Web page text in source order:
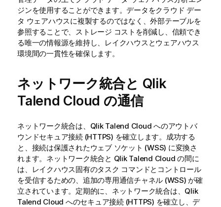
ジンを使用することができます。データをクラウド デー
タ ウェアハウスに複製するのではなく、外部テーブルを
参照することで、ストレージ コストを削減し、信頼でき
る唯一の情報源を維持し、レイクハウスとウェアハウス
環境間の一貫性を確保します。
ネットワーク統合と Qlik
Talend Cloud の通信
ネットワーク統合は、 Qlik Talend Cloud へのアウトバ
ウンドセキュア接続 (HTTPS) を確立します。成功する
と、接続は保護されたウェブ ソケット (WSS) に変換さ
れます。ネットワーク統合と Qlik Talend Cloud の間に
は、レイクハウス固有のタスク コマンドとコントロール
を受信するための、追加の専用通信チャネル (WSS) が確
立されています。定期的に、ネットワーク統合は、 Qlik
Talend Cloud へのセキュア接続 (HTTPS) を確立し、デ